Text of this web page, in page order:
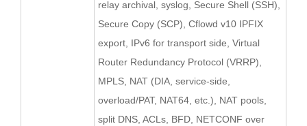
relay archival, syslog, Secure Shell (SSH),
Secure Copy (SCP), Cflowd v10 IPFIX
export, IPv6 for transport side, Virtual
Router Redundancy Protocol (VRRP),
MPLS, NAT (DIA, service-side,
overload/PAT, NAT64, etc.), NAT pools,
split DNS, ACLs, BFD, NETCONF over